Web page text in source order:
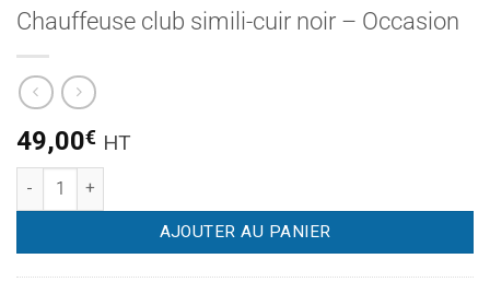
Chauffeuse club simili-cuir noir – Occasion
49,00€ HT
quantité de Chauffeuse club simili-cuir noir - Occasion
AJOUTER AU PANIER